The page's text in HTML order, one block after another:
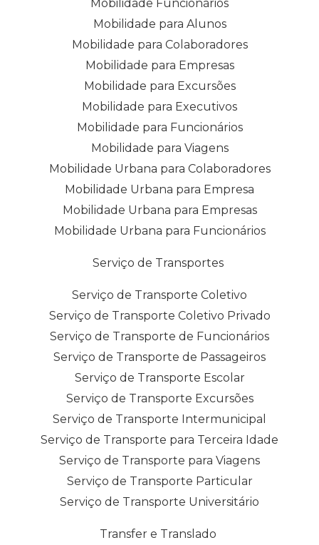
Mobilidade Funcionários
Mobilidade para Alunos
Mobilidade para Colaboradores
Mobilidade para Empresas
Mobilidade para Excursões
Mobilidade para Executivos
Mobilidade para Funcionários
Mobilidade para Viagens
Mobilidade Urbana para Colaboradores
Mobilidade Urbana para Empresa
Mobilidade Urbana para Empresas
Mobilidade Urbana para Funcionários
Serviço de Transportes
Serviço de Transporte Coletivo
Serviço de Transporte Coletivo Privado
Serviço de Transporte de Funcionários
Serviço de Transporte de Passageiros
Serviço de Transporte Escolar
Serviço de Transporte Excursões
Serviço de Transporte Intermunicipal
Serviço de Transporte para Terceira Idade
Serviço de Transporte para Viagens
Serviço de Transporte Particular
Serviço de Transporte Universitário
Transfer e Translado